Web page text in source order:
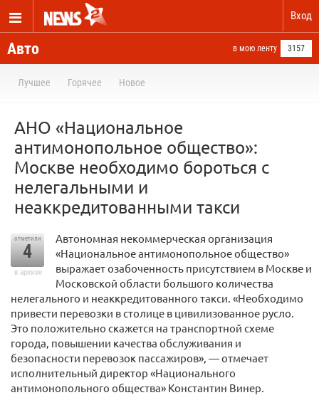
Вход
Авто в мою ленту 3157
Лучшее Горячее Новое
АНО «Национальное
антимонопольное общество»:
Москве необходимо бороться с
нелегальными и
неаккредитованными такси
отметили
4
в архиве
Автономная некоммерческая организация
«Национальное антимонопольное общество»
выражает озабоченность присутствием в Москве и
Московской области большого количества
нелегального и неаккредитованного такси. «Необходимо
привести перевозки в столице в цивилизованное русло.
Это положительно скажется на транспортной схеме
города, повышении качества обслуживания и
безопасности перевозок пассажиров», — отмечает
исполнительный директор «Национального
антимонопольного общества» Константин Винер.